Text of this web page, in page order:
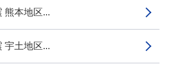
熊本地区...
宇土地区...